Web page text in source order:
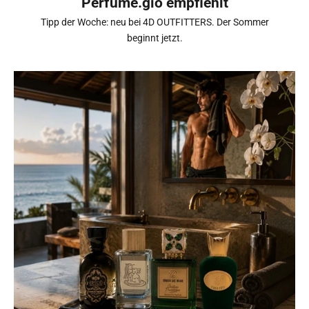
Tipp der Woche: neu bei 4D OUTFITTERS. Der Sommer
beginnt jetzt.